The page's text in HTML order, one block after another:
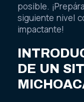
posible.
siguiente nivel
impactante!
DE UN